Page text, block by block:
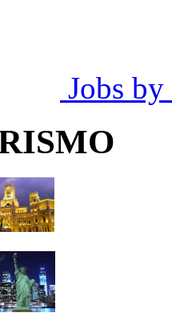
Jobs by